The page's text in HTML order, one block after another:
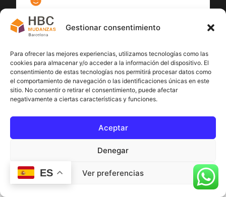
Gestionar consentimiento
Para ofrecer las mejores experiencias, utilizamos tecnologías como las
cookies para almacenar y/o acceder a la información del dispositivo. El
consentimiento de estas tecnologías nos permitirá procesar datos como
el comportamiento de navegación o las identificaciones únicas en este
sitio. No consentir o retirar el consentimiento, puede afectar
negativamente a ciertas características y funciones.
Aceptar
Denegar
Ver preferencias
100
ES